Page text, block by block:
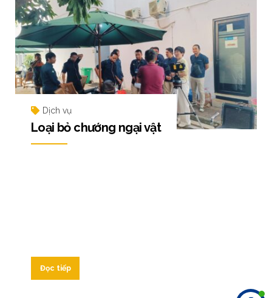
Dịch vụ
Loại bỏ chướng ngại vật
Đọc tiếp